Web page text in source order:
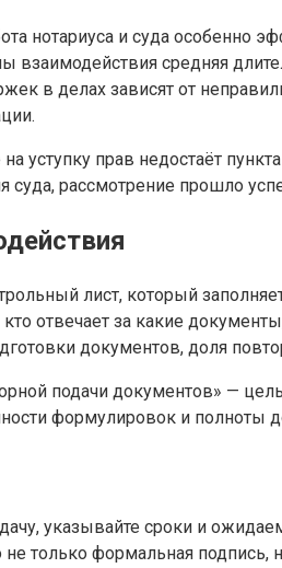
нотариуса и суда
взаимодействия средняя
в делах зависят от
уступку прав недостаёт
суда, рассмотрение прошло
лист, который
отвечает за какие
документов, доля
подачи документов» —
формулировок и полноты
указывайте сроки и
только формальная